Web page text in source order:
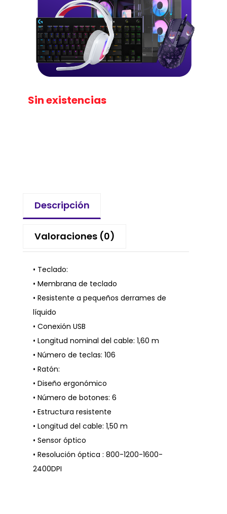
Sin existencias
Descripción
Valoraciones (0)
• Teclado:
• Membrana de teclado
• Resistente a pequeños derrames de
líquido
• Conexión USB
• Longitud nominal del cable: 1,60 m
• Número de teclas: 106
• Ratón:
• Diseño ergonómico
• Número de botones: 6
• Estructura resistente
• Longitud del cable: 1,50 m
• Sensor óptico
• Resolución óptica : 800-1200-1600-
2400DPI